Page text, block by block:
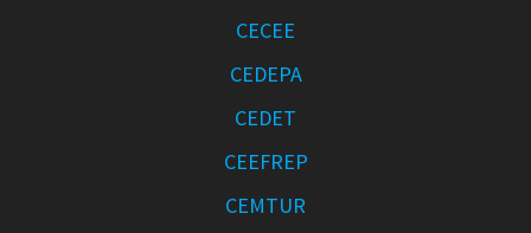
CECEE
CEDEPA
CEDET
CEEFREP
CEMTUR